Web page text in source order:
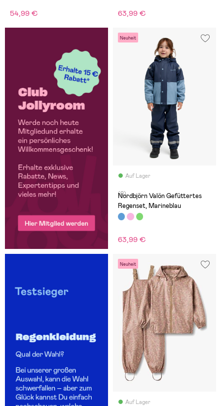
54,99 € 63,99 €
Neuheit
Auf Lager
(0)
Nordbjörn Valön Gefüttertes
Regenset, Marineblau
63,99 €
Neuheit
Auf Lager